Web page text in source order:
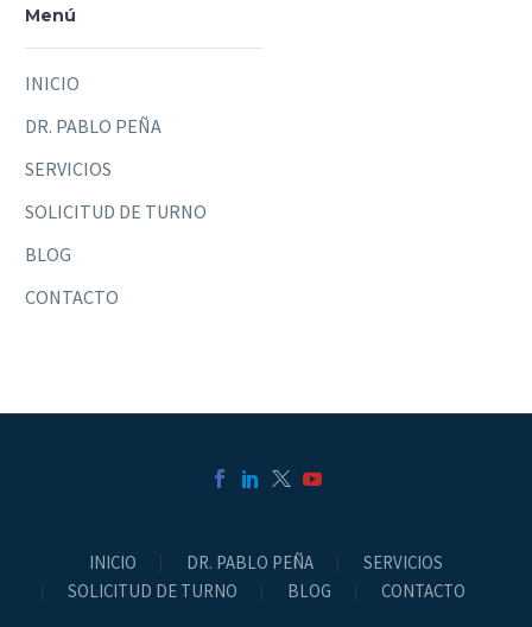
Menú
INICIO
DR. PABLO PEÑA
SERVICIOS
SOLICITUD DE TURNO
BLOG
CONTACTO
INICIO DR. PABLO PEÑA
SERVICIOS
SOLICITUD DE TURNO
BLOG CONTACTO